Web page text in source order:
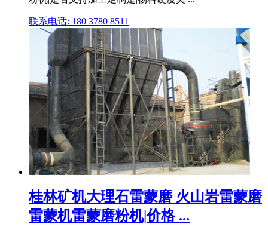
联系电话: 180 3780 8511
桂林矿机大理石雷蒙磨 火山岩雷蒙磨
雷蒙机雷蒙磨粉机|价格 ...